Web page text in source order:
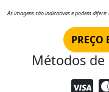
As imagens são indicativas e podem
Métodos